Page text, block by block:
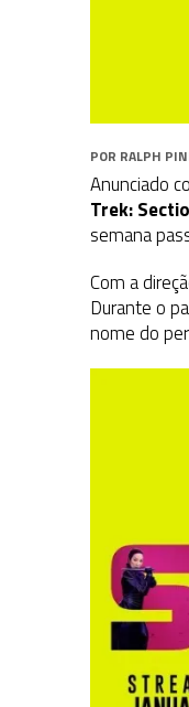
POR RALPH
Anunciado
Trek:
semana
Com a
Durante o
nome do